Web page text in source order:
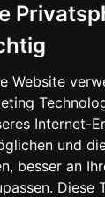
Website
Internet-
und
besser an
Diese
Charge,
der Abbildung